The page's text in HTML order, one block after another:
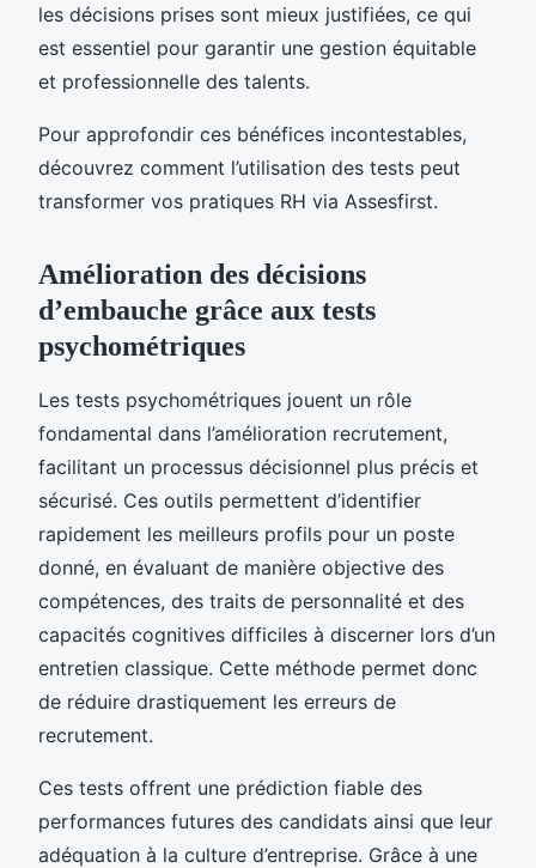
les décisions prises sont mieux justifiées, ce qui
est essentiel pour garantir une gestion équitable
et professionnelle des talents.
Pour approfondir ces bénéfices incontestables,
découvrez comment l’utilisation des tests peut
transformer vos pratiques RH via Assesfirst.
Amélioration des décisions
d’embauche grâce aux tests
psychométriques
Les tests psychométriques jouent un rôle
fondamental dans l’amélioration recrutement,
facilitant un processus décisionnel plus précis et
sécurisé. Ces outils permettent d’identifier
rapidement les meilleurs profils pour un poste
donné, en évaluant de manière objective des
compétences, des traits de personnalité et des
capacités cognitives difficiles à discerner lors d’un
entretien classique. Cette méthode permet donc
de réduire drastiquement les erreurs de
recrutement.
Ces tests offrent une prédiction fiable des
performances futures des candidats ainsi que leur
adéquation à la culture d’entreprise. Grâce à une